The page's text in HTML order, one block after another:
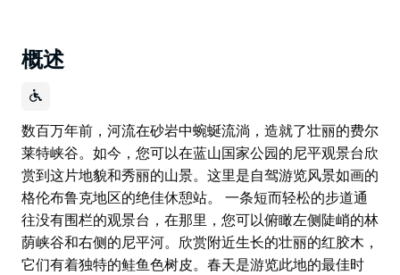
概述
数百万年前，河流在砂岩中蜿蜒流淌，造就了壮丽的费尔
莱特峡谷。如今，您可以在蓝山国家公园的尼平观景台欣
赏到这片地貌和秀丽的山景。这里是自驾游览风景如画的
格伦布鲁克地区的绝佳休憩站。 一条短而轻松的步道通
往没有围栏的观景台，在那里，您可以俯瞰左侧陡峭的林
荫峡谷和右侧的尼平河。欣赏附近生长的壮丽的红胶木，
它们有着独特的鲑鱼色树皮。春天是游览此地的最佳时